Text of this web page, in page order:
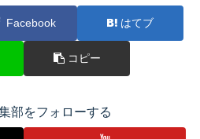
Facebook はてブ
コピー
部をフォローする